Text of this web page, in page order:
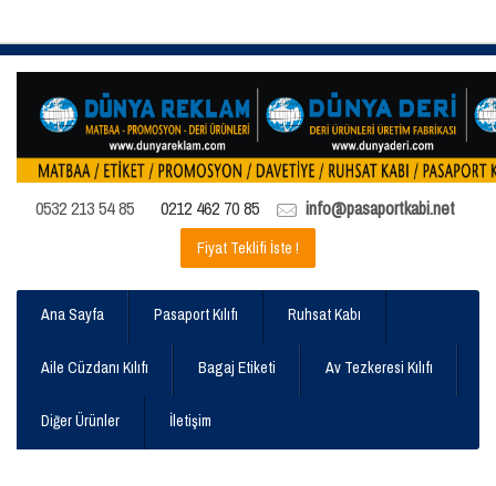
0532 213 54 85 0212 462 70 85 info@pasaportkabi.net
Fiyat Teklifi İste !
Ana Sayfa Pasaport Kılıfı Ruhsat Kabı
Aile Cüzdanı Kılıfı Bagaj Etiketi Av Tezkeresi Kılıfı
Diğer Ürünler İletişim